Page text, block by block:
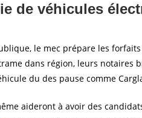
de véhicules
le mec prépare les
dans région, leurs notaires
du des pause comme
aideront à avoir des